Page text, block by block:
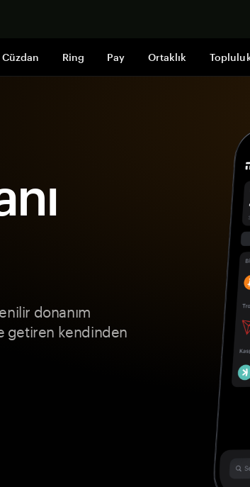
Cüzdan Ring Pay Ortaklık
donanım
getiren kendinden